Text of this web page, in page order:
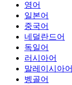
영어
일본어
중국어
네덜란드어
독일어
러시아어
말레이시아어
벵골어